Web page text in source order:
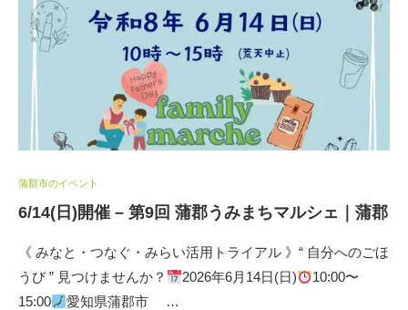
蒲郡市のイベント
6/14(日)開催 – 第9回 蒲郡うみまちマルシェ｜蒲郡
《 みなと・つなぐ・みらい活用トライアル 》“ 自分へのごほ
うび ” 見つけませんか？
2026年6月14日(日)
10:00〜
15:00
愛知県蒲郡市 …